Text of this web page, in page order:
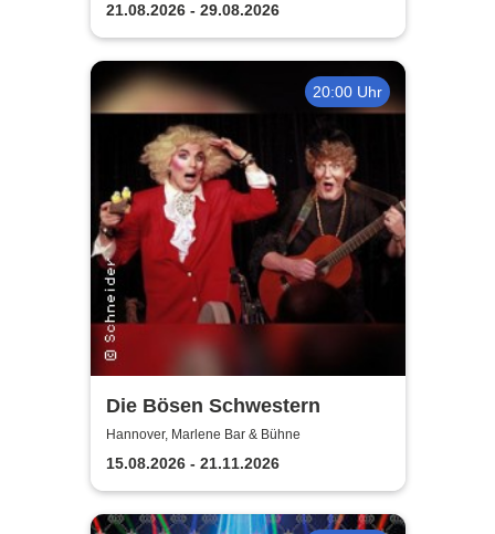
21.08.2026 - 29.08.2026
20:00 Uhr
Die Bösen Schwestern
Hannover, Marlene Bar & Bühne
15.08.2026 - 21.11.2026